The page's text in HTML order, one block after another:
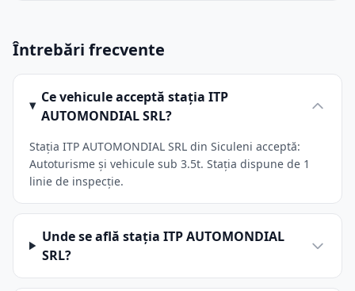
Întrebări frecvente
Ce vehicule acceptă stația ITP
AUTOMONDIAL SRL?
Stația ITP AUTOMONDIAL SRL din Siculeni acceptă:
Autoturisme și vehicule sub 3.5t. Stația dispune de 1
linie de inspecție.
Unde se află stația ITP AUTOMONDIAL
SRL?